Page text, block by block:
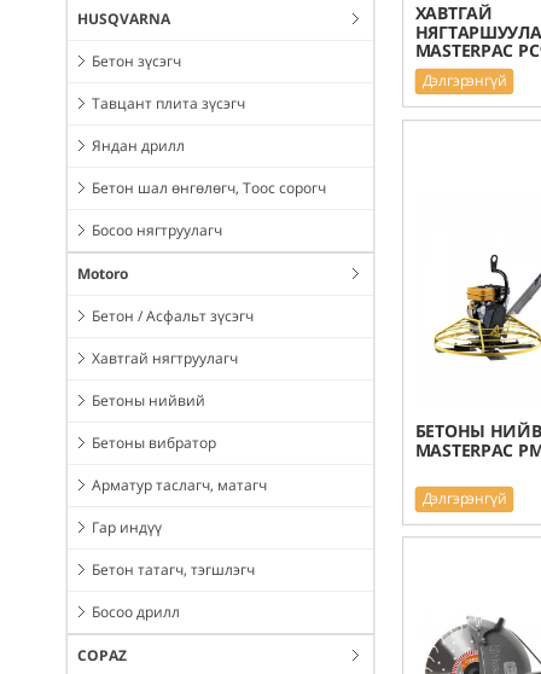
HUSQVARNA
Бетон зүсэгч
Тавцант плита зүсэгч
Яндан дрилл
Бетон шал өнгөлөгч, Тоос сорогч
Босоо нягтруулагч
Motoro
Бетон / Асфальт зүсэгч
Хавтгай нягтруулагч
Бетоны нийвий
Бетоны вибратор
Арматур таслагч, матагч
Гар индүү
Бетон татагч, тэгшлэгч
Босоо дрилл
COPAZ
ХАВТГАЙ
MASTERPAC
Дэлгэрэнгүй
БЕТОНЫ
MASTERPAC
Дэлгэрэнгүй